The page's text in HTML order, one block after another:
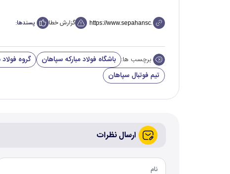
گزارش خطا پسندها:
برچسب ها: باشگاه فولاد مبارکه سپاهان گروه
تیم فوتبال سپاهان
ارسال نظرات